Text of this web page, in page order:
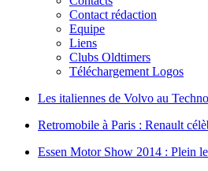
Contact rédaction
Equipe
Liens
Clubs Oldtimers
Téléchargement Logos
Les italiennes de Volvo au
Retromobile à Paris : Renault
Essen Motor Show 2014 : Plein